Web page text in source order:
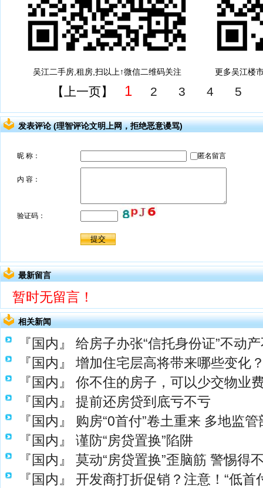
吴江二手房,租房,扫以上↑微信二维码关注 更多吴江楼
【上一页】 1 2 3 4 5
发表评论 (理智评论文明上网，拒绝恶意谩骂)
最新留言
暂时无留言！
相关新闻
『国内』
给房子办张“信托身份证”不动
『国内』
增加住宅层高将带来哪些变化
『国内』
你不住的房子，可以少交物业
『国内』
提前还房贷到底亏不亏
『国内』
购房“0首付”卷土重来 多地监
『国内』
谨防“房贷置换”陷阱
『国内』
莫动“房贷置换”歪脑筋 警惕得
『国内』
开发商打折促销？注意！“低首